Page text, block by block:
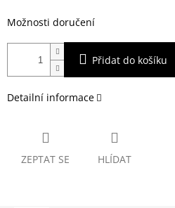
Možnosti doručení
Přidat do košíku
Detailní informace
ZEPTAT SE HLÍDAT